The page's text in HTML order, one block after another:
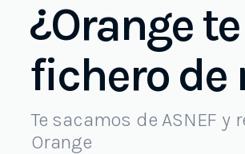
¿Orange
fichero de
Te sacamos de ASNEF
Orange